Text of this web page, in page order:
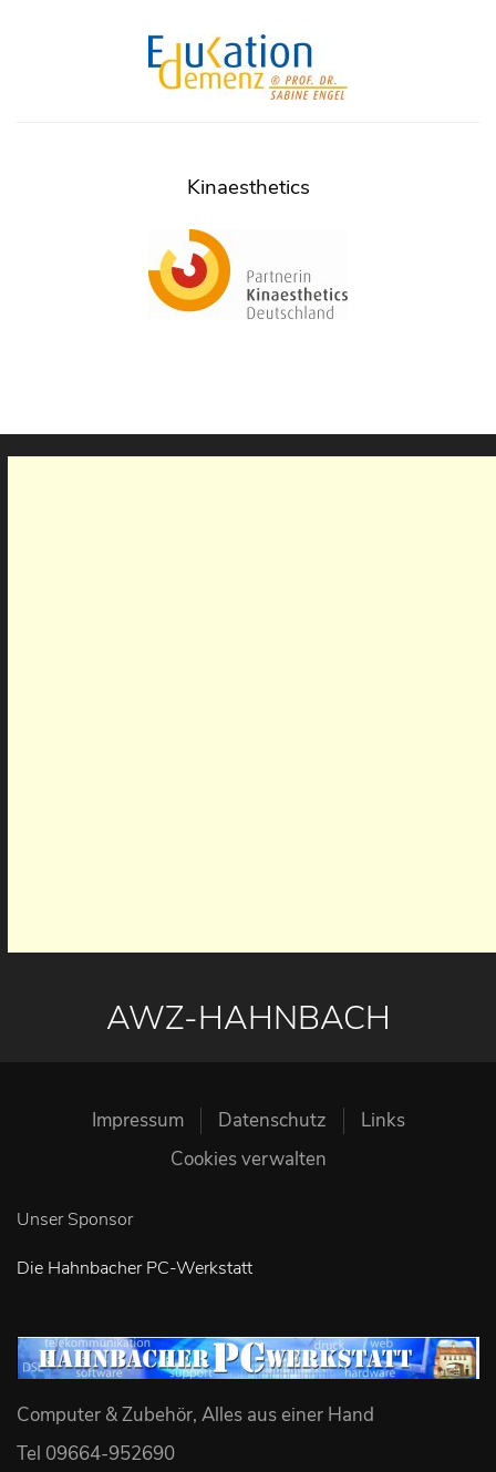
Kinaesthetics
AWZ-HAHNBACH
Impressum Datenschutz
Links
Cookies verwalten
Unser Sponsor
Die Hahnbacher PC-Werkstatt
Computer & Zubehör, Alles aus einer Hand
Tel 09664-952690